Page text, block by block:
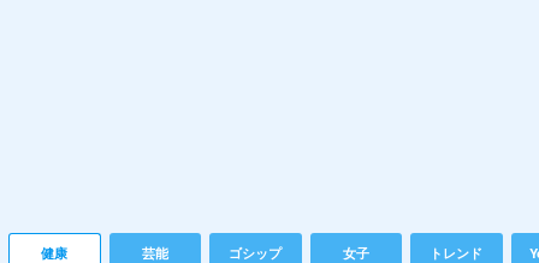
健康 芸能 ゴシップ 女子 トレンド